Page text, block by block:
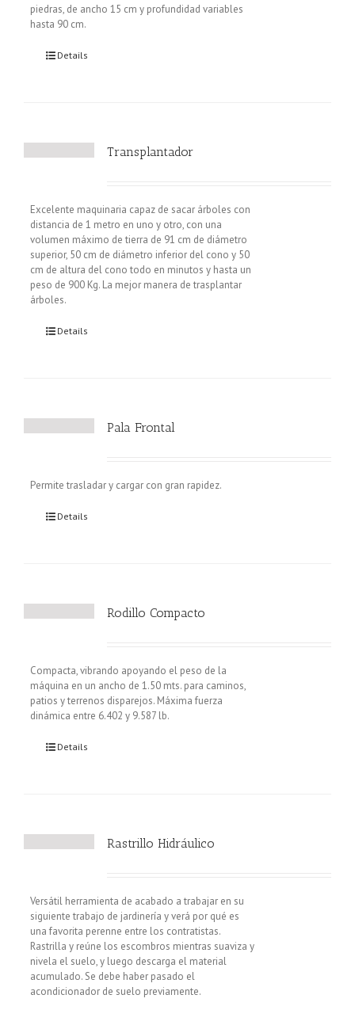
piedras, de ancho 15 cm y profundidad variables
hasta 90 cm.
Details
Transplantador
Excelente maquinaria capaz de sacar árboles con
distancia de 1 metro en uno y otro, con una
volumen máximo de tierra de 91 cm de diámetro
superior, 50 cm de diámetro inferior del cono y 50
cm de altura del cono todo en minutos y hasta un
peso de 900 Kg. La mejor manera de trasplantar
árboles.
Details
Pala Frontal
Permite trasladar y cargar con gran rapidez.
Details
Rodillo Compacto
Compacta, vibrando apoyando el peso de la
máquina en un ancho de 1.50 mts. para caminos,
patios y terrenos disparejos. Máxima fuerza
dinámica entre 6.402 y 9.587 lb.
Details
Rastrillo Hidráulico
Versátil herramienta de acabado a trabajar en su
siguiente trabajo de jardinería y verá por qué es
una favorita perenne entre los contratistas.
Rastrilla y reúne los escombros mientras suaviza y
nivela el suelo, y luego descarga el material
acumulado. Se debe haber pasado el
acondicionador de suelo previamente.